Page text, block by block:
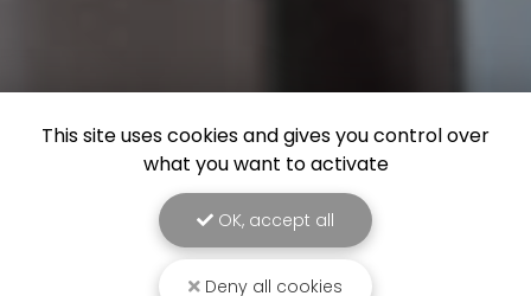
This site uses cookies and gives you control over
what you want to activate
OK, accept all
Deny all cookies